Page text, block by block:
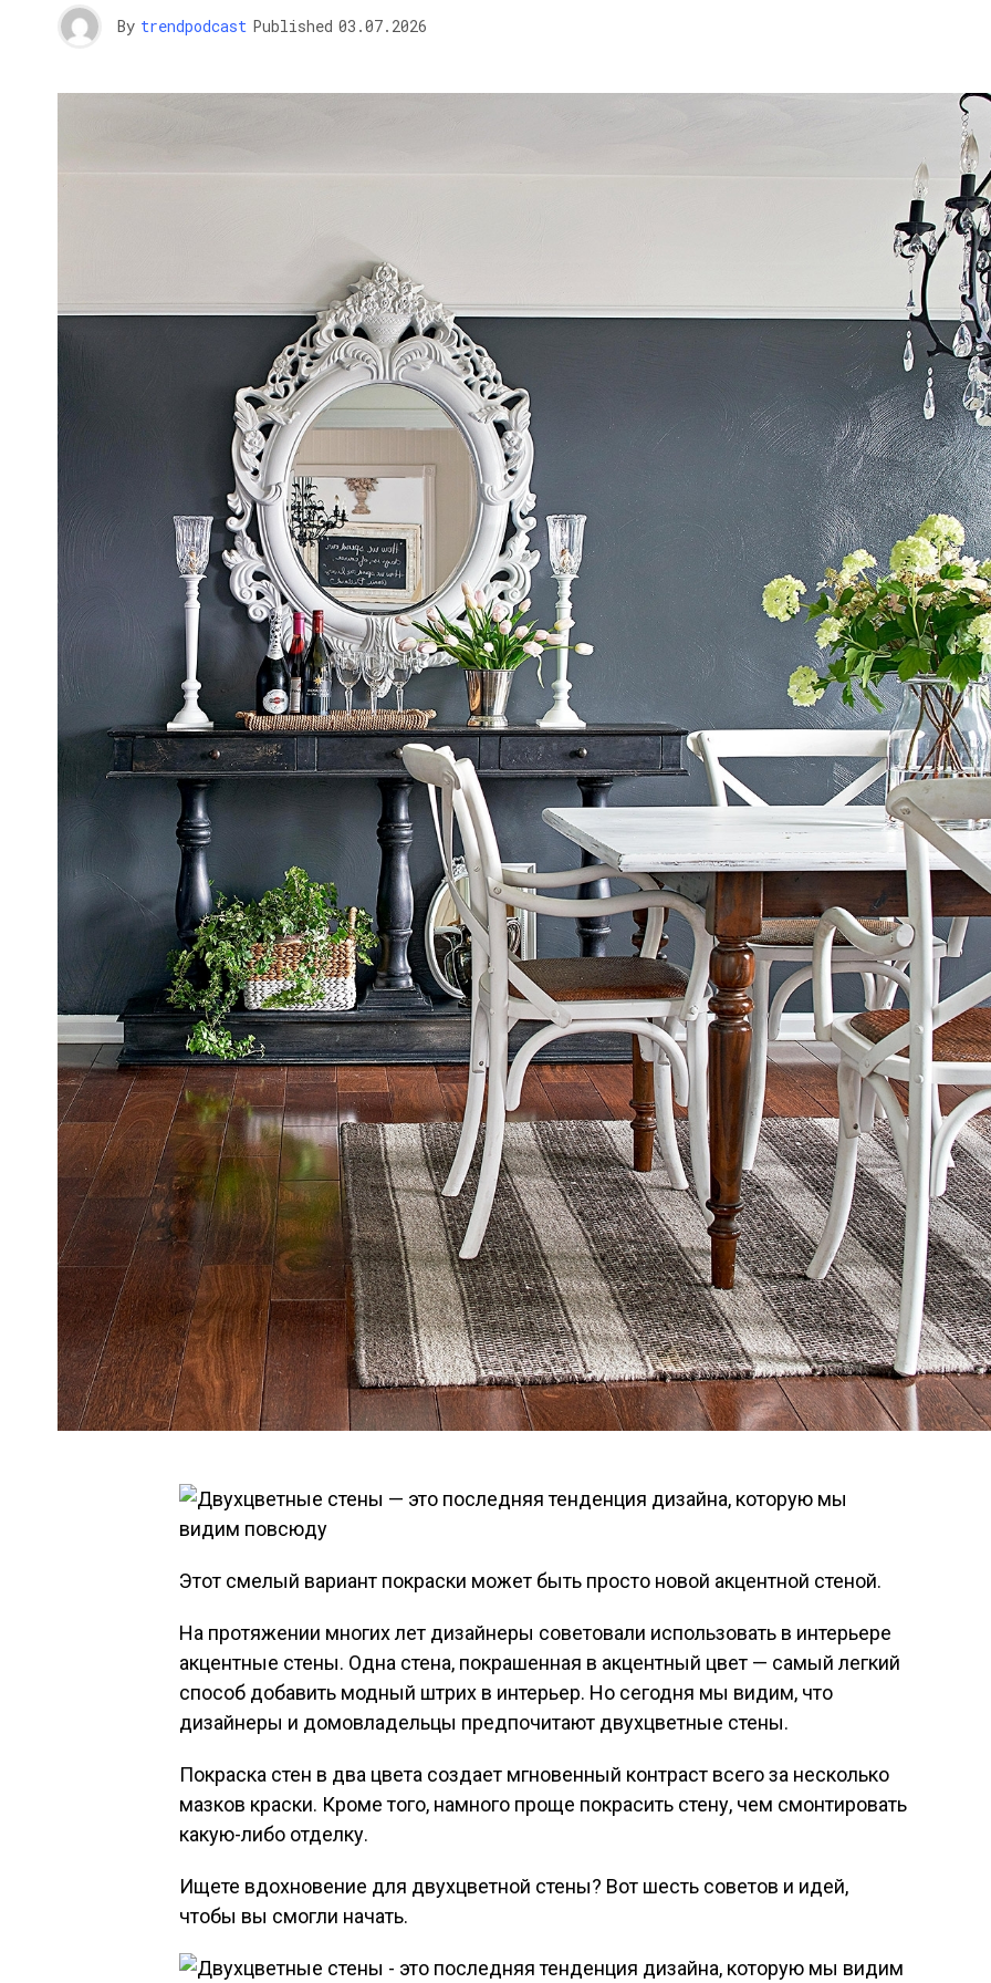
By trendpodcast Published 03.07.2026
Этот смелый вариант покраски может быть просто новой акцентной стеной.
На протяжении многих лет дизайнеры советовали использовать в интерьере
акцентные стены. Одна стена, покрашенная в акцентный цвет — самый легкий
способ добавить модный штрих в интерьер. Но сегодня мы видим, что
дизайнеры и домовладельцы предпочитают двухцветные стены.
Покраска стен в два цвета создает мгновенный контраст всего за несколько
мазков краски. Кроме того, намного проще покрасить стену, чем смонтировать
какую-либо отделку.
Ищете вдохновение для двухцветной стены? Вот шесть советов и идей,
чтобы вы смогли начать.